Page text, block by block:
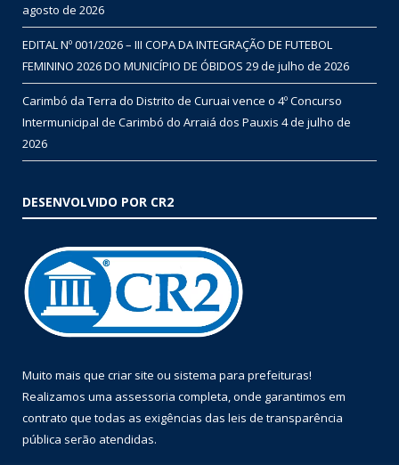
agosto de 2026
EDITAL Nº 001/2026 – III COPA DA INTEGRAÇÃO DE FUTEBOL
FEMININO 2026 DO MUNICÍPIO DE ÓBIDOS 29 de julho de 2026
Carimbó da Terra do Distrito de Curuai vence o 4º Concurso
Intermunicipal de Carimbó do Arraiá dos Pauxis 4 de julho de
2026
DESENVOLVIDO POR CR2
Muito mais que criar site ou sistema para prefeituras!
Realizamos uma assessoria completa, onde garantimos em
contrato que todas as exigências das leis de transparência
pública serão atendidas.